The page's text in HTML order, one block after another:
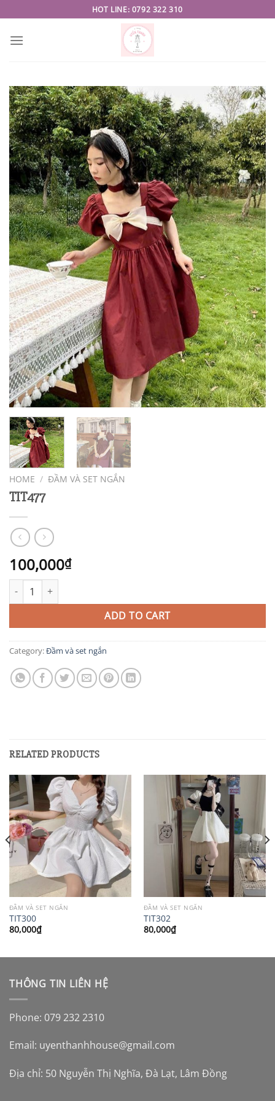
to
content
HOT LINE: 0792 322 310
HOME / ĐẦM VÀ SET NGẮN
TIT477
100,000₫
TIT477 quantity
ADD TO CART
Category:Đầm và set ngắn
RELATED PRODUCTS
ĐẦM VÀ SET NGẮN
TIT300
80,000₫
ĐẦM VÀ SET NGẮN
TIT302
80,000₫
THÔNG TIN LIÊN HỆ
Phone: 079 232 2310
Email: uyenthanhhouse@gmail.com
Địa chỉ: 50 Nguyễn Thị Nghĩa, Đà Lạt, Lâm Đồng